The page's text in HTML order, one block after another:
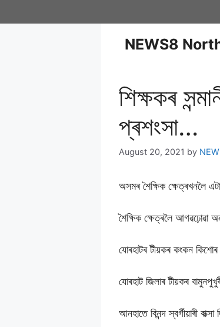
NEWS8
শিক্ষকৰ
প্ৰশংসা…
August 20, 2021 by
অসমৰ শৈক্ষিক ক্ষেত্ৰখনলৈ
শৈক্ষিক ক্ষেত্ৰলৈ আগৱঢ়োৱা
যোৰহাটৰ টীয়কৰ কংকন কিশোৰ
যোৰহাট জিলাৰ টীয়কৰ
আনহাতে বিনন্দ স্বৰ্গীয়াৰী